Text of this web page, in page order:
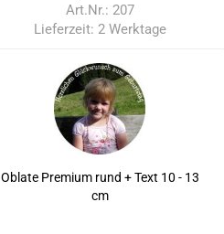
Art.Nr.: 207
Lieferzeit: 2 Werktage
Oblate Premium rund + Text 10 - 13
cm